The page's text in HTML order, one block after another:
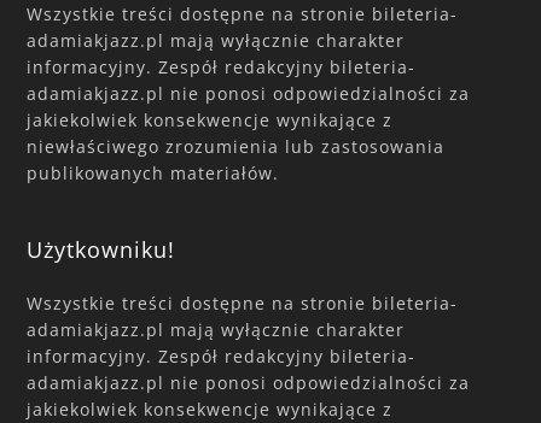
Wszystkie treści dostępne na stronie bileteria-
adamiakjazz.pl mają wyłącznie charakter
informacyjny. Zespół redakcyjny bileteria-
adamiakjazz.pl nie ponosi odpowiedzialności za
jakiekolwiek konsekwencje wynikające z
niewłaściwego zrozumienia lub zastosowania
publikowanych materiałów.
Użytkowniku!
Wszystkie treści dostępne na stronie bileteria-
adamiakjazz.pl mają wyłącznie charakter
informacyjny. Zespół redakcyjny bileteria-
adamiakjazz.pl nie ponosi odpowiedzialności za
jakiekolwiek konsekwencje wynikające z